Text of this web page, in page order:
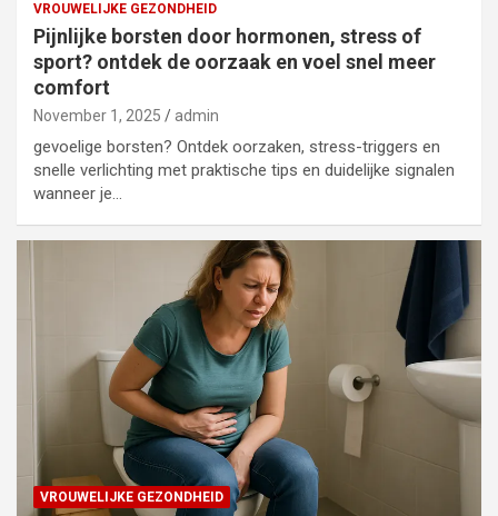
VROUWELIJKE GEZONDHEID
Pijnlijke borsten door hormonen, stress of
sport? ontdek de oorzaak en voel snel meer
comfort
November 1, 2025 admin
gevoelige borsten? Ontdek oorzaken, stress-triggers en
snelle verlichting met praktische tips en duidelijke signalen
wanneer je…
VROUWELIJKE GEZONDHEID